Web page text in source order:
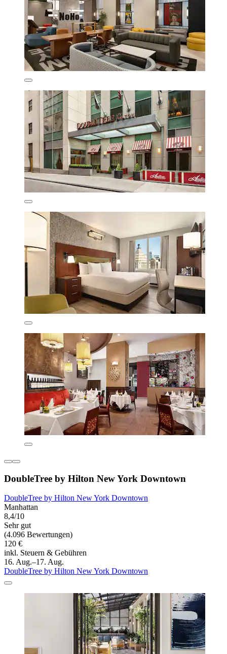
DoubleTree by Hilton New York Downtown
DoubleTree by Hilton New York Downtown
Manhattan
8,4/10
Sehr gut
(4.096 Bewertungen)
120 €
inkl. Steuern & Gebühren
16. Aug.–17. Aug.
DoubleTree by Hilton New York Downtown